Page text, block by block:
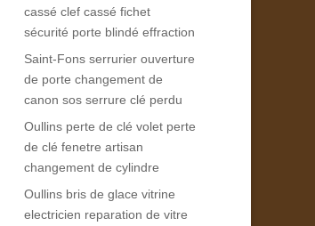
cassé clef cassé fichet
sécurité porte blindé effraction
Saint-Fons serrurier ouverture
de porte changement de
canon sos serrure clé perdu
Oullins perte de clé volet perte
de clé fenetre artisan
changement de cylindre
Oullins bris de glace vitrine
electricien reparation de vitre